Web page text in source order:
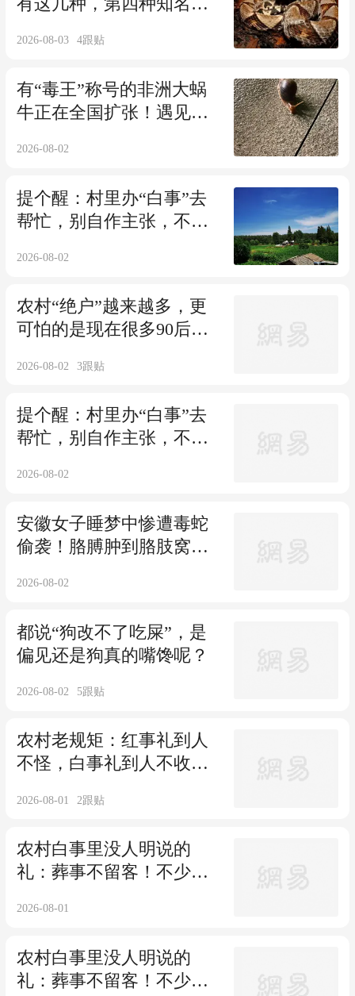
有这几种，第四种知名度
2026-08-03 4跟贴
有“毒王”称号的非洲大蜗
牛正在全国扩张！遇见千
回事
2026-08-02
提个醒：村里办“白事”去
帮忙，别自作主张，不然
高兴
2026-08-02
农村“绝户”越来越多，更
可怕的是现在很多90后，
自己孩子不婚不育了
2026-08-02 3跟贴
提个醒：村里办“白事”去
帮忙，别自作主张，不然
高兴！
2026-08-02
安徽女子睡梦中惨遭毒蛇
偷袭！胳膊肿到胳肢窝，
2026-08-02
都说“狗改不了吃屎”，是
偏见还是狗真的嘴馋呢？
2026-08-02 5跟贴
农村老规矩：红事礼到人
不怪，白事礼到人不收！
人要懂！
2026-08-01 2跟贴
农村白事里没人明说的
礼：葬事不留客！不少孝
2026-08-01
农村白事里没人明说的
礼：葬事不留客！不少孝